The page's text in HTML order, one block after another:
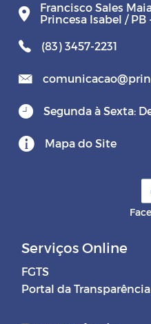
Francisco Sales
Princesa Isabel / PB
(83) 3457-2231
Segunda à Sexta:
Mapa do Site
Serviços Online
FGTS
Portal da